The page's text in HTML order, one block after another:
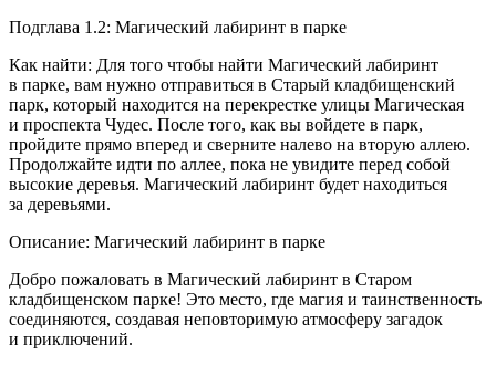
Подглава 1.2: Магический лабиринт в парке
Как найти: Для того чтобы найти Магический лабиринт
в парке, вам нужно отправиться в Старый кладбищенский
парк, который находится на перекрестке улицы Магическая
и проспекта Чудес. После того, как вы войдете в парк,
пройдите прямо вперед и сверните налево на вторую аллею.
Продолжайте идти по аллее, пока не увидите перед собой
высокие деревья. Магический лабиринт будет находиться
за деревьями.
Описание: Магический лабиринт в парке
Добро пожаловать в Магический лабиринт в Старом
кладбищенском парке! Это место, где магия и таинственность
соединяются, создавая неповторимую атмосферу загадок
и приключений.